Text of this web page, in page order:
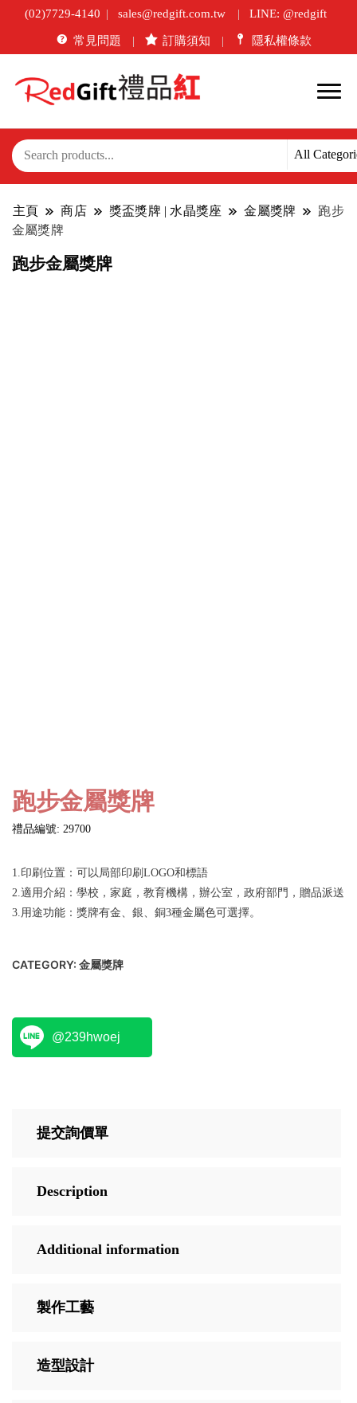
(02)7729-4140 sales@redgift.com.tw LINE: @redgift
常見問題 訂購須知 隱私權條款
主頁 商店 獎盃獎牌 | 水晶獎座 金屬獎牌
跑步
金屬獎牌
跑步金屬獎牌
跑步金屬獎牌
禮品編號: 29700
1.印刷位置：可以局部印刷LOGO和標語
2.適用介紹：學校，家庭，教育機構，辦公室，政府部門，贈品派送
3.用途功能：獎牌有金、銀、銅3種金屬色可選擇。
CATEGORY: 金屬獎牌
@239hwoej
提交詢價單
Description
Additional information
製作工藝
造型設計